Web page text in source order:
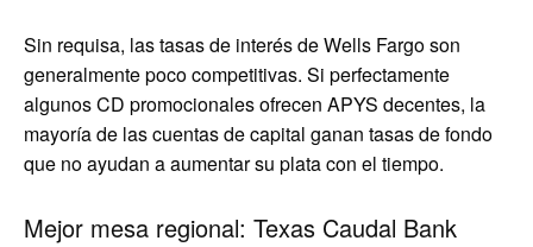
Sin requisa, las tasas de interés de Wells Fargo son
generalmente poco competitivas. Si perfectamente
algunos CD promocionales ofrecen APYS decentes, la
mayoría de las cuentas de capital ganan tasas de fondo
que no ayudan a aumentar su plata con el tiempo.
Mejor mesa regional: Texas Caudal Bank